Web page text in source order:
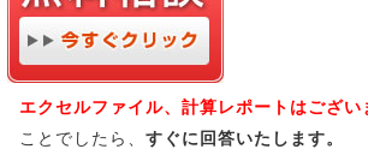
エクセルファイル、計算レポートはござい
ことでしたら、 すぐに回答いたします。